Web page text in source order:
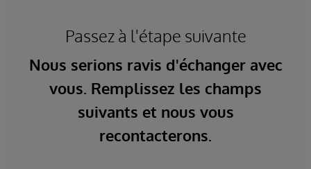
Passez à l'étape suivante
Nous serions ravis d'échanger avec
vous. Remplissez les champs
suivants et nous vous
recontacterons.